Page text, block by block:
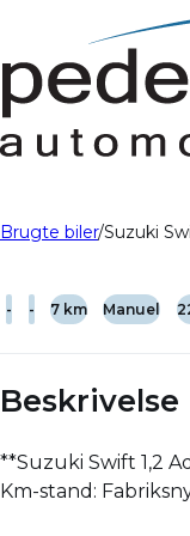
Brugte biler Suzuki
- - 7 km Manuel
Beskrivelse
**Suzuki Swift 1,2
Km-stand: